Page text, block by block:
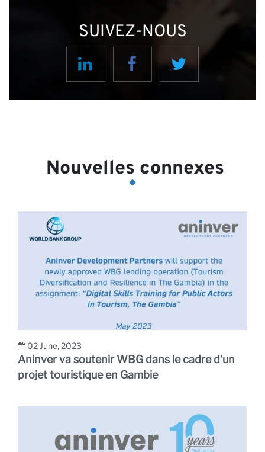
SUIVEZ-NOUS
Nouvelles connexes
02 June, 2023
Aninver va soutenir WBG dans le cadre d'un
projet touristique en Gambie